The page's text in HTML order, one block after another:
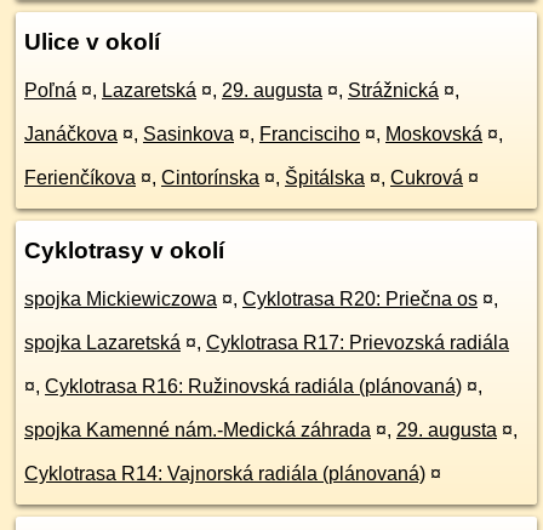
Ulice v okolí
Poľná ¤, Lazaretská ¤, 29. augusta ¤, Strážnická ¤,
Janáčkova ¤, Sasinkova ¤, Francisciho ¤, Moskovská ¤,
Ferienčíkova ¤, Cintorínska ¤, Špitálska ¤, Cukrová ¤
Cyklotrasy v okolí
spojka Mickiewiczowa ¤, Cyklotrasa R20: Priečna os ¤,
spojka Lazaretská ¤, Cyklotrasa R17: Prievozská radiála
¤, Cyklotrasa R16: Ružinovská radiála (plánovaná) ¤,
spojka Kamenné nám.-Medická záhrada ¤, 29. augusta ¤,
Cyklotrasa R14: Vajnorská radiála (plánovaná) ¤